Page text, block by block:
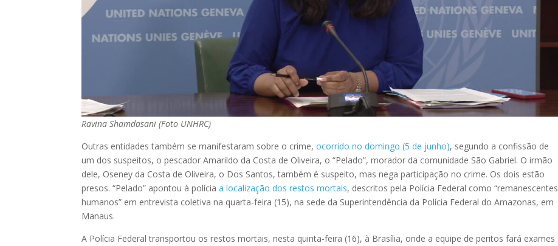
Ravina Shamdasani (Foto UNHRC)
Outras entidades também se manifestaram sobre o crime,ocorrido no domingo (5 de junho), segundo a confissão de
um dos suspeitos, o pescador Amarildo da Costa de Oliveira, o “Pelado”, morador da comunidade São Gabriel. O irmão
dele, Oseney da Costa de Oliveira, o Dos Santos, também é suspeito, mas nega participação no crime. Os dois estão
presos. “Pelado” apontou à políciaa localização dos restos mortais, descritos pela Polícia Federal como “remanescentes
humanos” em entrevista coletiva na quarta-feira (15), na sede da Superintendência da Polícia Federal do Amazonas, em
Manaus.
A Polícia Federal transportou os restos mortais, nesta quinta-feira (16), à Brasília, onde a equipe de peritos fará exames